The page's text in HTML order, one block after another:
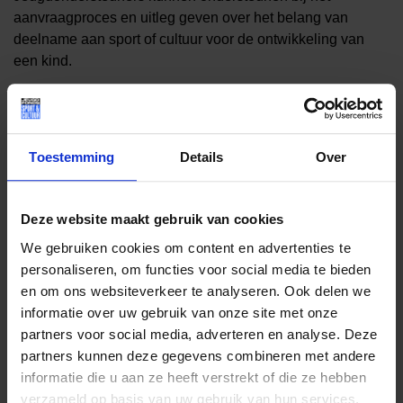
Toestemming Details Over
Deze website maakt gebruik van cookies
We gebruiken cookies om content en advertenties te
personaliseren, om functies voor social media te bieden
en om ons websiteverkeer te analyseren. Ook delen we
informatie over uw gebruik van onze site met onze
partners voor social media, adverteren en analyse. Deze
partners kunnen deze gegevens combineren met andere
informatie die u aan ze heeft verstrekt of die ze hebben
verzameld op basis van uw gebruik van hun services.
aanvraagproces en uitleg geven over het belang van
deelname aan sport of cultuur voor de ontwikkeling van
een kind.
Deze werkwijze is voor het Jeugdfonds van grote waarde:
Ouders worden actief en persoonlijk benaderd
Aanvragen worden zorgvuldig en passend ingediend
kwetsbare wijken
Het bereik onder de doelgroep wordt vergroot
De jeugdondersteuner fungeert als schakel tussen gezin,
school en het Jeugdfonds. Hierdoor komt ondersteuning
terecht bij de kinderen die het écht nodig hebben.
Zwemles en basisvaardigheden
Naast sport en cultuur wordt ook het belang van zwemles